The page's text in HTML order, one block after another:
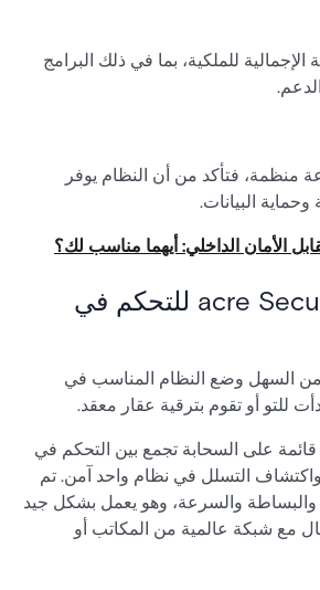
للملكية، بما في ذلك البرامج
منظمة، فتأكد من أن النظام يوفر
البيانات.
الأمان الداخلي: أيهما مناسب لك؟
لماذا تختار acre Security للتحكم في
يجعل acre Security من السهل وضع النظام المناسب في
للتو أو تقوم بترقية عقار معقد.
على السحابة تجمع بين التحكم في
واكتشاف التسلل في نظام واحد آمن. تم
والبساطة والسرعة، وهو يعمل بشكل جيد
مع شبكة عالمية من المكاتب أو